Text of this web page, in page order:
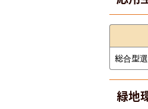
総合型
緑地